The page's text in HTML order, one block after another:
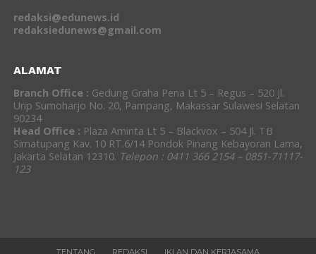
redaksi@edunews.id
redaksiedunews@gmail.com
ALAMAT
Branch Office : Gedung Graha Pena Lt 5 – Regus – 520 Jl.
Urip Sumoharjo No. 20, Pampang, Makassar Sulawesi Selatan
90234
Head Office : Plaza Aminta Lt 5 – Blackvox – 504 Jl. TB
Simatupang Kav. 10 RT.6/14 Pondok Pinang Kebayoran Lama,
Jakarta Selatan 12310. Telepon : 0411 366 2154 – 0851-71117-
123
TENTANG REDAKSI IKLAN DAN KERJASAMA